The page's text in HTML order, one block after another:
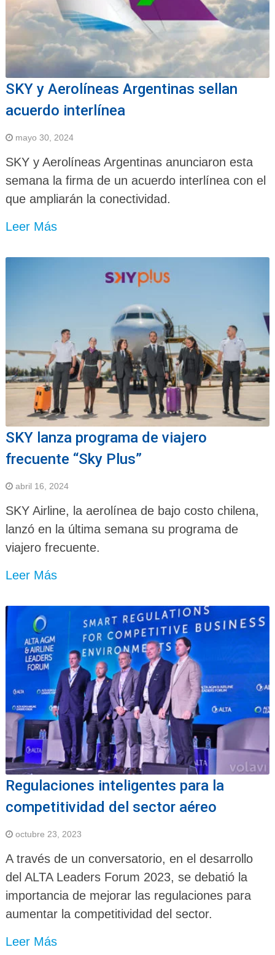
SKY y Aerolíneas Argentinas sellan
acuerdo interlínea
mayo 30, 2024
SKY y Aerolíneas Argentinas anunciaron esta
semana la firma de un acuerdo interlínea con el
que ampliarán la conectividad.
Leer Más
SKY lanza programa de viajero
frecuente “Sky Plus”
abril 16, 2024
SKY Airline, la aerolínea de bajo costo chilena,
lanzó en la última semana su programa de
viajero frecuente.
Leer Más
Regulaciones inteligentes para la
competitividad del sector aéreo
octubre 23, 2023
A través de un conversatorio, en el desarrollo
del ALTA Leaders Forum 2023, se debatió la
importancia de mejorar las regulaciones para
aumentar la competitividad del sector.
Leer Más